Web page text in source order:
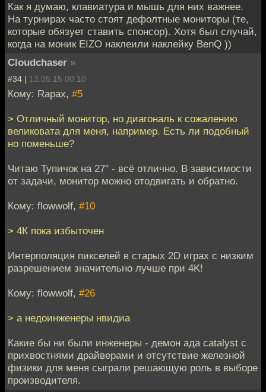
Как я думаю, клавиатура и мышь для них важнее.
На турнирах часто стоят дефолтные мониторы (те,
которые обязует ставить спонсор). Хотя был случай,
когда на моник EIZO наклеили наклейку BenQ ))
Cloudchaser »
#34 | 13.05.15 00:10
Кому: Rapax, #5
> Отличный монитор, но диагональ к сожалению
великовата для меня, например. Есть ли подобный
но поменьше?
Читаю Тупичок на 27" - всё отлично. В зависимости
от задачи, монитор можно отодвигать и обратно.
Кому: flowwolf, #10
> 4К пока избыточен
Интерполяция пикселей в старых 2D играх с низким
разрешением значительно лучше при 4K!
Кому: flowwolf, #26
> а недоинженеры нвидиа
Какие бы ни были инженеры - демон ада catalyst с
прихвостнями драйверами и отсутствие железной
физики для меня сыграли решающую роль в выборе
производителя.